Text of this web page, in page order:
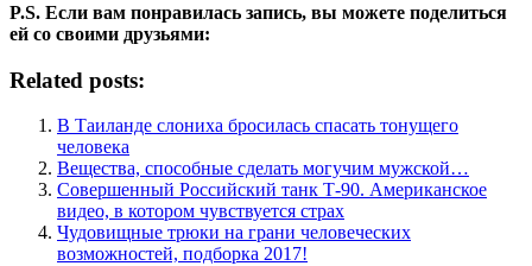
P.S. Если вам понравилась запись, вы можете поделиться
ей со своими друзьями:
Related posts:
В Таиланде слониха бросилась спасать тонущего
человека
Вещества, способные сделать могучим мужской…
Совершенный Российский танк Т-90. Американское
видео, в котором чувствуется страх
Чудовищные трюки на грани человеческих
возможностей, подборка 2017!